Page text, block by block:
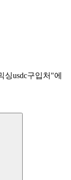
usdc구입처 "에